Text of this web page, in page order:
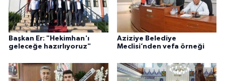
Başkan Er: "Hekimhan'ı
geleceğe hazırlıyoruz"
Aziziye Belediye
Meclisi’nden vefa örneği